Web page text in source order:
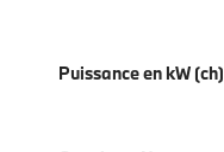
Puissance en kW (ch)